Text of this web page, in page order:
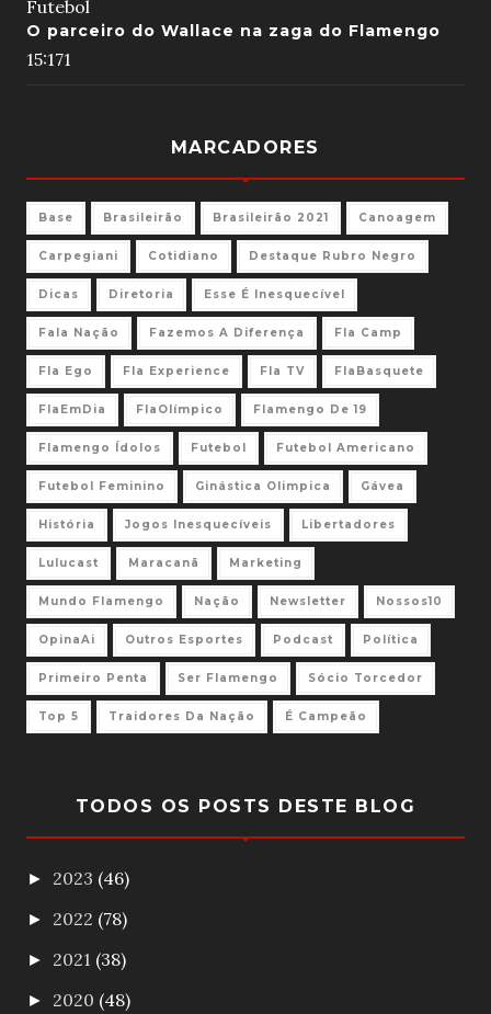
Futebol
O parceiro do Wallace na zaga do Flamengo
15:171
MARCADORES
Base Brasileirão Brasileirão 2021 Canoagem
Carpegiani Cotidiano Destaque Rubro Negro
Dicas Diretoria Esse É Inesquecível
Fala Nação Fazemos A Diferença Fla Camp
Fla Ego Fla Experience Fla TV FlaBasquete
FlaEmDia FlaOlímpico Flamengo De 19
Flamengo Ídolos Futebol Futebol Americano
Futebol Feminino Ginástica Olimpica Gávea
História Jogos Inesquecíveis Libertadores
Lulucast Maracanã Marketing
Mundo Flamengo Nação Newsletter Nossos10
OpinaAi Outros Esportes Podcast Política
Primeiro Penta Ser Flamengo Sócio Torcedor
Top 5 Traidores Da Nação É Campeão
TODOS OS POSTS DESTE BLOG
► 2023 (46)
► 2022 (78)
► 2021 (38)
► 2020 (48)